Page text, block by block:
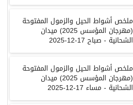
ملخص أشواط الحيل والزمول المفتوحة
(مهرجان المؤسس 2025)ميدان
الشحانية -صباح 17-12-2025
ملخص أشواط الحيل والزمول المفتوحة
(مهرجان المؤسس 2025)ميدان
الشحانية -مساء 17-12-2025